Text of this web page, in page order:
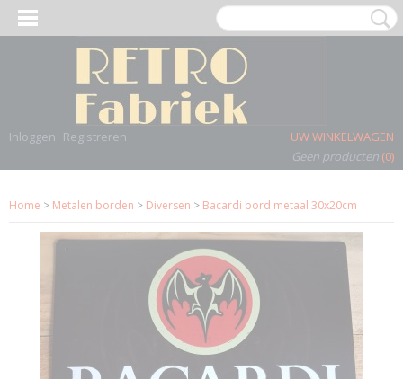
Inloggen Registreren
UW WINKELWAGEN
Geen producten (0)
Home > Metalen borden > Diversen > Bacardi bord metaal 30x20cm